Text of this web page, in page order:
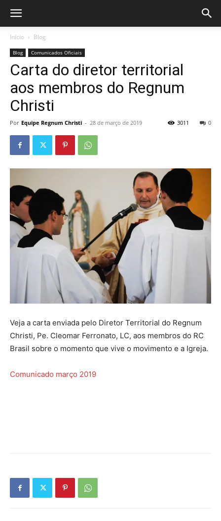
Início Blog
Blog Comunicados Oficiais
Carta do diretor territorial
aos membros do Regnum
Christi
Por Equipe Regnum Christi - 28 de março de 2019 0
3011
Veja a carta enviada pelo Diretor Territorial do Regnum
Christi, Pe. Cleomar Ferronato, LC, aos membros do RC
Brasil sobre o momento que vive o movimento e a Igreja.
Comunicado março 2019